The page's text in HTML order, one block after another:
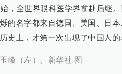
，全世界眼科医学界前赴后继
的名字都来自德国、美国、日
史上，才第一次出现了中国人的
峰（左）。新华社 图